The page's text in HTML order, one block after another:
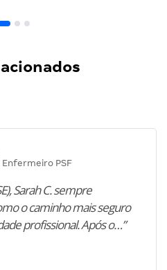
PSF
Sarah C. sempre
o caminho mais seguro
profissional. Após o…”